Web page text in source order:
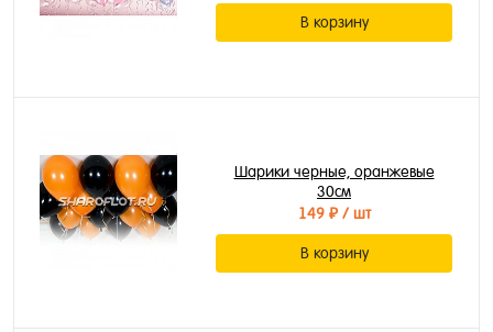
В корзину
Шарики черные, оранжевые
30см
149 ₽/ шт
В корзину